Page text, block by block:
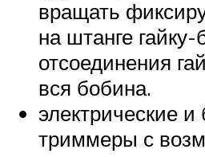
вращать
на штанге
отсоединения
вся бобина.
электрические
триммеры с